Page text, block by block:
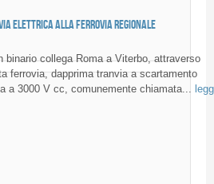
elettrica alla ferrovia regionale
binario collega Roma a Viterbo, attraverso
ferrovia, dapprima tranvia a scartamento
a 3000 V cc, comunemente chiamata...